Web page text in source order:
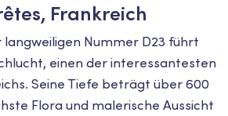
Frankreich
Nummer D23 führt
einen der interessantesten
Seine Tiefe beträgt über 600
Flora und malerische Aussicht